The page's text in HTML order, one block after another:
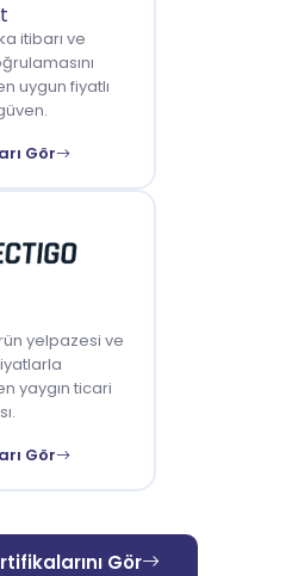
itibarı ve
uygun fiyatlı
Gör
yelpazesi ve
yaygın ticari
Gör
Gör